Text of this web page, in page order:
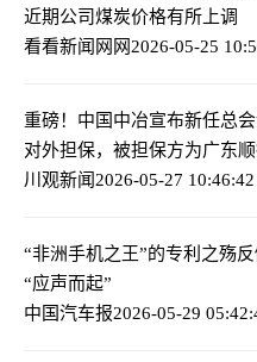
近期公司煤炭价格有所上调
看看新闻网网2026-05-25
重磅！中国中冶宣布新任总
对外担保，被担保方为广东
川观新闻2026-05-27 10:46:42
“非洲手机之王”的专利之殇
“应声而起”
中国汽车报2026-05-29